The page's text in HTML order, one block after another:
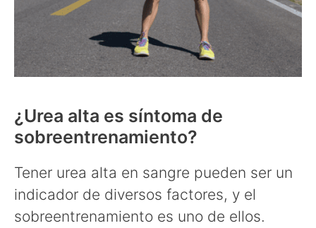
¿Urea alta es síntoma de
sobreentrenamiento?
Tener urea alta en sangre pueden ser un
indicador de diversos factores, y el
sobreentrenamiento es uno de ellos.